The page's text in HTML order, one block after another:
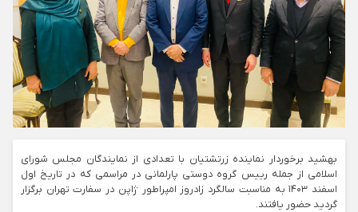
بهشید برخوردار نماینده زرتشتیان با تعدادی از نمایندگان مجلس شورای
اسلامی از جمله رییس گروه دوستی پارلمانی در مراسمی که در تاریخ اول
اسفند ۱۴۰۳ به مناسبت سالگرد زادروز امپراطور ژاپن در سفارت تهران برگزار
گردید حضور یافتند.